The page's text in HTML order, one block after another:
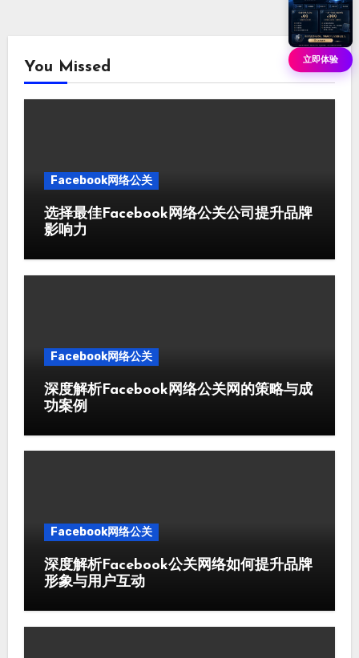
You Missed
Facebook网络公关
选择最佳Facebook网络公关公司提升品牌
影响力
Facebook网络公关
深度解析Facebook网络公关网的策略与成
功案例
Facebook网络公关
深度解析Facebook公关网络如何提升品牌
形象与用户互动
立即体验